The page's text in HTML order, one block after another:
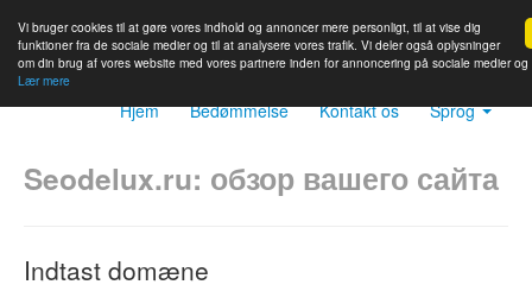
Vi bruger cookies til at gøre vores indhold og annoncer mere personligt, til at vise dig
funktioner fra de sociale medier og til at analysere vores trafik. Vi deler også oplysninger
om din brug af vores website med vores partnere inden for annoncering på sociale medier
Lær mere
Hjem Bedømmelse Kontakt os Sprog
Seodelux.ru: обзор вашего сайта
Indtast domæne